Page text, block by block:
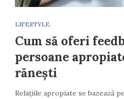
LIFESTYLE
Cum să oferi
persoane
rănești
Relațiile apropiate se bazează